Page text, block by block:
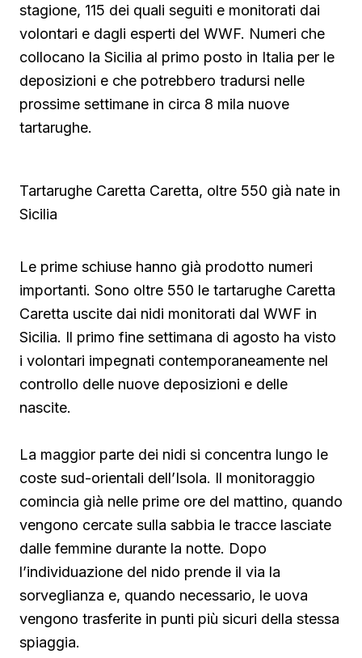
stagione, 115 dei quali seguiti e monitorati dai
volontari e dagli esperti del WWF. Numeri che
collocano la Sicilia al primo posto in Italia per le
deposizioni e che potrebbero tradursi nelle
prossime settimane in circa 8 mila nuove
tartarughe.
Tartarughe Caretta Caretta, oltre 550 già nate in
Sicilia
Le prime schiuse hanno già prodotto numeri
importanti. Sono oltre 550 le tartarughe Caretta
Caretta uscite dai nidi monitorati dal WWF in
Sicilia. Il primo fine settimana di agosto ha visto
i volontari impegnati contemporaneamente nel
controllo delle nuove deposizioni e delle
nascite.
La maggior parte dei nidi si concentra lungo le
coste sud-orientali dell’Isola. Il monitoraggio
comincia già nelle prime ore del mattino, quando
vengono cercate sulla sabbia le tracce lasciate
dalle femmine durante la notte. Dopo
l’individuazione del nido prende il via la
sorveglianza e, quando necessario, le uova
vengono trasferite in punti più sicuri della stessa
spiaggia.